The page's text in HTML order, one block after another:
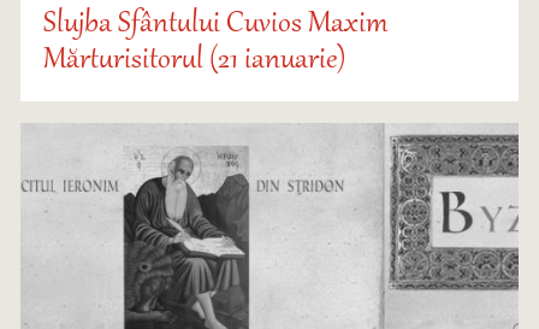
Slujba Sfântului Cuvios Maxim
Mărturisitorul (21 ianuarie)